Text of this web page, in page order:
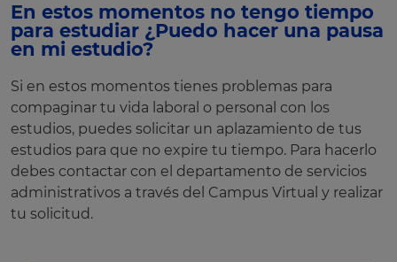
En estos momentos no tengo tiempo
para estudiar ¿Puedo hacer una pausa
en mi estudio?
Si en estos momentos tienes problemas para
compaginar tu vida laboral o personal con los
estudios, puedes solicitar un aplazamiento de tus
estudios para que no expire tu tiempo. Para hacerlo
debes contactar con el departamento de servicios
administrativos a través del Campus Virtual y realizar
tu solicitud.